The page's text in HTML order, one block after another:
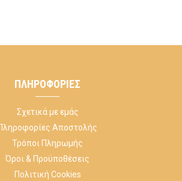
ΠΛΗΡΟΦΟΡΊΕΣ
Σχετικά με εμάς
Αποστολής
Τρόποι Πληρωμής
Όροι & Προϋποθέσεις
Πολιτική Cookies